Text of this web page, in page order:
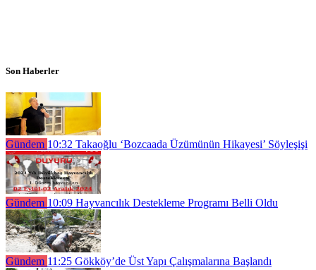
Son Haberler
Gündem 10:32 Takaoğlu ‘Bozcaada Üzümünün Hikayesi’ Söyleşişi
Gündem 10:09 Hayvancılık Destekleme Programı Belli Oldu
Gündem 11:25 Gökköy’de Üst Yapı Çalışmalarına Başlandı